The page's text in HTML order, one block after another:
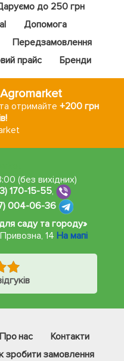
до 250 грн
Допомога
Передзамовлення
прайс Бренди
отримайте+200 грн
(без вихідних)
170-15-55,
004-06-36
саду та городу»
14 На мапі
Про нас
Контакти
зробити замовлення